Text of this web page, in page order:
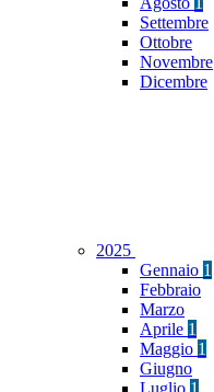
Settembre
Ottobre
Novembre
Dicembre
2025
Gennaio 1
Febbraio
Marzo
Aprile 1
Maggio 1
Giugno